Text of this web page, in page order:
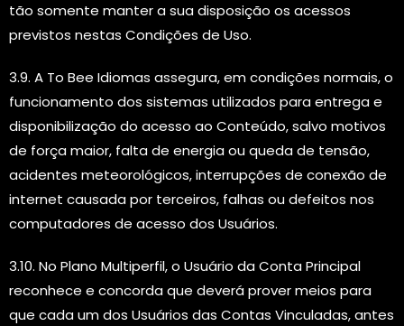
tão somente manter a sua disposição os acessos
previstos nestas Condições de Uso.
3.9. A To Bee Idiomas assegura, em condições normais, o
funcionamento dos sistemas utilizados para entrega e
disponibilização do acesso ao Conteúdo, salvo motivos
de força maior, falta de energia ou queda de tensão,
acidentes meteorológicos, interrupções de conexão de
internet causada por terceiros, falhas ou defeitos nos
computadores de acesso dos Usuários.
3.10. No Plano Multiperfil, o Usuário da Conta Principal
reconhece e concorda que deverá prover meios para
que cada um dos Usuários das Contas Vinculadas, antes